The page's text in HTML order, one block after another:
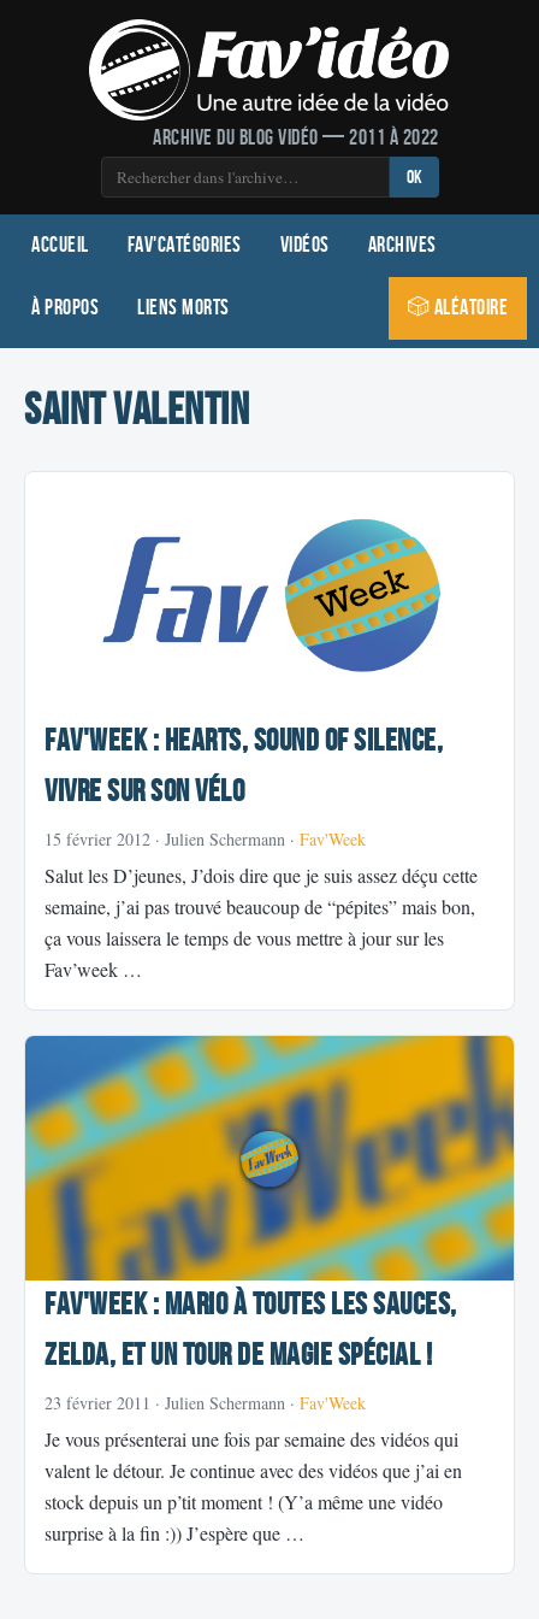
Archive du blog vidéo — 2011 à 2022
OK
Accueil Fav'Catégories Vidéos Archives
À propos Liens morts 🎲 Aléatoire
saint valentin
Fav'Week : Hearts, Sound of Silence,
Vivre sur son vélo
15 février 2012 · Julien Schermann · Fav'Week
Salut les D’jeunes, J’dois dire que je suis assez déçu cette
semaine, j’ai pas trouvé beaucoup de “pépites” mais bon,
ça vous laissera le temps de vous mettre à jour sur les
Fav’week …
Fav'Week : Mario à toutes les sauces,
Zelda, et un tour de magie spécial !
23 février 2011 · Julien Schermann · Fav'Week
Je vous présenterai une fois par semaine des vidéos qui
valent le détour. Je continue avec des vidéos que j’ai en
stock depuis un p’tit moment ! (Y’a même une vidéo
surprise à la fin :)) J’espère que …